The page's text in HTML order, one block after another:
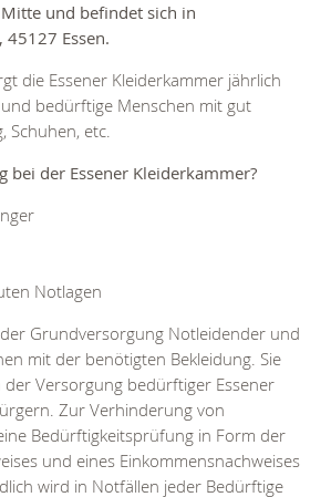
und befindet sich in
45127 Essen.
die Essener Kleiderkammer jährlich
bedürftige Menschen mit gut
Schuhen, etc.
bei der Essener Kleiderkammer?
Notlagen
Grundversorgung Notleidender und
mit der benötigten Bekleidung. Sie
der Versorgung bedürftiger Essener
Zur Verhinderung von
Bedürftigkeitsprüfung in Form der
und eines Einkommensnachweises
wird in Notfällen jeder Bedürftige